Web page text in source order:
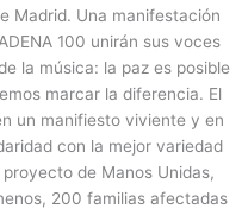
Madrid. Una manifestación
100 unirán sus voces
la música: la paz es posible
marcar la diferencia. El
un manifiesto viviente y en
con la mejor variedad
de Manos Unidas,
200 familias afectadas